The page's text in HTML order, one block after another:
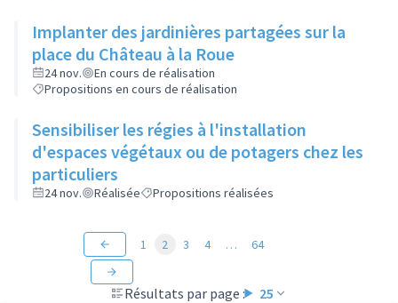
Implanter des jardinières partagées sur la
place du Château à la Roue
24 nov.
En cours de réalisation
Propositions en cours de réalisation
Sensibiliser les régies à l'installation
d'espaces végétaux ou de potagers chez les
particuliers
24 nov. Réalisée Propositions réalisées
Résultats par page : 25
1 2 3 4 … 64